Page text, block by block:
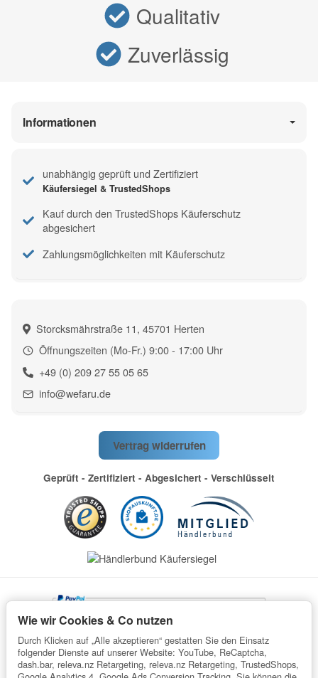
Qualitativ
Zuverlässig
Storcksmährstraße 11, 45701 Herten
Öffnungszeiten (Mo-Fr.) 9:00 - 17:00 Uhr
+49 (0) 209 27 55 05 65
info@wefaru.de
Informationen
unabhängig geprüft und Zertifiziert
Käufersiegel & TrustedShops
Kauf durch den TrustedShops Käuferschutz
abgesichert
Zahlungsmöglichkeiten mit Käuferschutz
Vertrag widerrufen
Geprüft - Zertifiziert - Abgesichert - Verschlüsselt
Wie wir Cookies & Co nutzen
Durch Klicken auf „Alle akzeptieren“ gestatten Sie den Einsatz
folgender Dienste auf unserer Website: YouTube, ReCaptcha,
dash.bar, releva.nz Retargeting, releva.nz Retargeting, TrustedShops,